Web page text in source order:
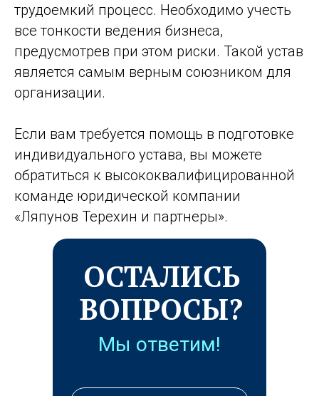
трудоемкий процесс. Необходимо учесть
все тонкости ведения бизнеса,
предусмотрев при этом риски. Такой устав
является самым верным союзником для
организации.
Если вам требуется помощь в подготовке
индивидуального устава, вы можете
обратиться к высококвалифицированной
команде юридической компании
«Ляпунов Терехин и партнеры».
ОСТАЛИСЬ
ВОПРОСЫ?
Мы ответим!